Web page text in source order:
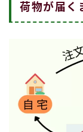
荷物が届く